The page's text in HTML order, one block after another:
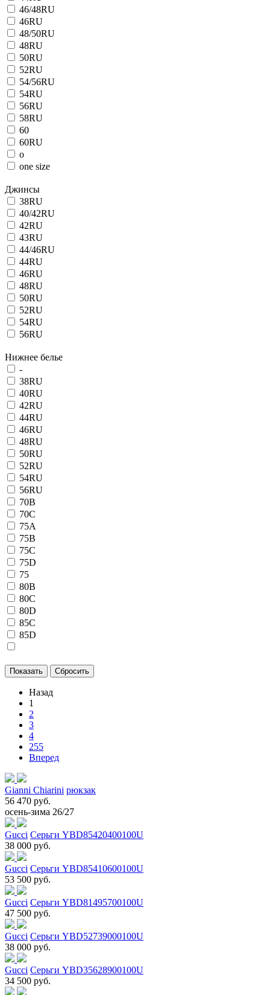
46/48RU
46RU
48/50RU
48RU
50RU
52RU
54/56RU
54RU
56RU
58RU
60
60RU
o
one size
Джинсы
38RU
40/42RU
42RU
43RU
44/46RU
44RU
46RU
48RU
50RU
52RU
54RU
56RU
Нижнее белье
-
38RU
40RU
42RU
44RU
46RU
48RU
50RU
52RU
54RU
56RU
70B
70C
75A
75B
75C
75D
75
80B
80C
80D
85C
85D
Назад
1
2
3
4
255
Вперед
Gianni Chiarini рюкзак
56 470 руб.
осень-зима 26/27
Gucci Серьги YBD85420400100U
38 000 руб.
Gucci Серьги YBD85410600100U
53 500 руб.
Gucci Серьги YBD81495700100U
47 500 руб.
Gucci Серьги YBD52739000100U
38 000 руб.
Gucci Серьги YBD35628900100U
34 500 руб.